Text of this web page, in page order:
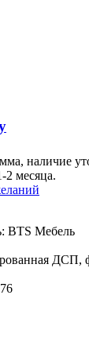
наличие
2 месяца.
: BTS Мебель
ДСП,